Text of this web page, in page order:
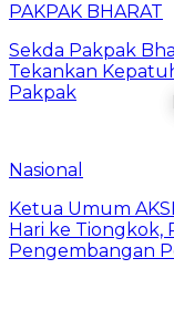
PAKPAK BHARAT
Sekda Pakpak
Tekankan
Pakpak
Nasional
Ketua Umum
Hari ke Tiongkok,
Pengembangan